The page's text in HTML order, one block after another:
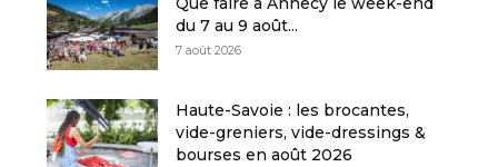
du 7 au 9 août...
7 août 2026
Haute-Savoie : les brocantes,
vide-greniers, vide-dressings &
bourses en août 2026